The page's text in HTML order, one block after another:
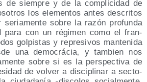
de siem­pre y de la com­pli­ci­dad de
los ele­men­tos antes des­cri­tos
seria­men­te sobre la razón pro­fun­da
para con un régi­men como el fran­
gol­pis­tas y repre­si­vos man­te­ni­da
una demo­crá­cia, y tam­bien nos
sobre si es la pers­pec­ti­va de
de vol­ver a dis­ci­pli­nar a sec­to­